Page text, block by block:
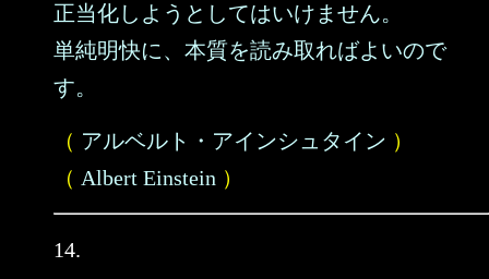
正当化しようとしてはいけません。
単純明快に、本質を読み取ればよいので
す。
（ アルベルト・アインシュタイン ）
（ Albert Einstein ）
14.